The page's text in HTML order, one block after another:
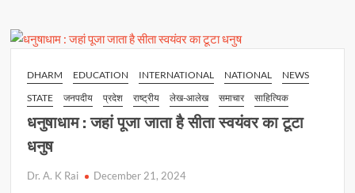
p
p
o
o
k
n
k
अधिवक्ता
घायल
DHARM EDUCATION INTERNATIONAL NATIONAL
NEWS
STATE
जनपदीय प्रदेश राष्ट्रीय लेख-आलेख समाचार साहित्यिक
धनुषाधाम : जहां पूजा जाता है सीता स्वयंवर का टूटा
धनुष
Dr. A. K Rai December 21, 2024